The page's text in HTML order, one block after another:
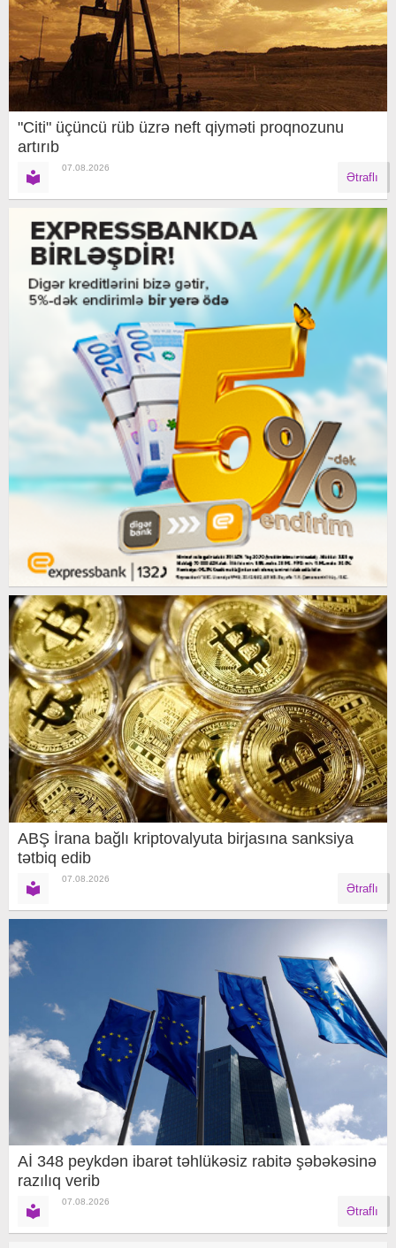
"Citi" üçüncü rüb üzrə neft qiyməti proqnozunu
artırıb
07.08.2026
Ətraflı
ABŞ İrana bağlı kriptovalyuta birjasına sanksiya
tətbiq edib
07.08.2026
Ətraflı
Aİ 348 peykdən ibarət təhlükəsiz rabitə şəbəkəsinə
razılıq verib
07.08.2026
Ətraflı